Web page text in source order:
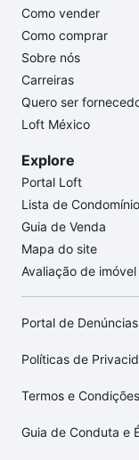
Como vender
Como comprar
Sobre nós
Carreiras
Quero ser
Loft México
Explore
Portal Loft
Lista de
Guia de Venda
Mapa do site
Avaliação de imóvel
Portal de Denúncias
Políticas de
Termos e
Guia de Conduta e